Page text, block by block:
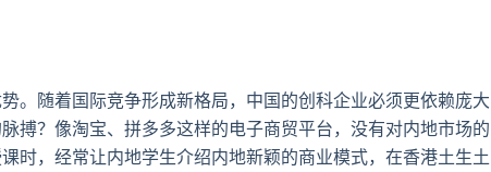
。随着国际竞争形成新格局，中国的创科企业必须更依赖庞大
搏？像淘宝、拼多多这样的电子商贸平台，没有对内地市场的
时，经常让内地学生介绍内地新颖的商业模式，在香港土生土